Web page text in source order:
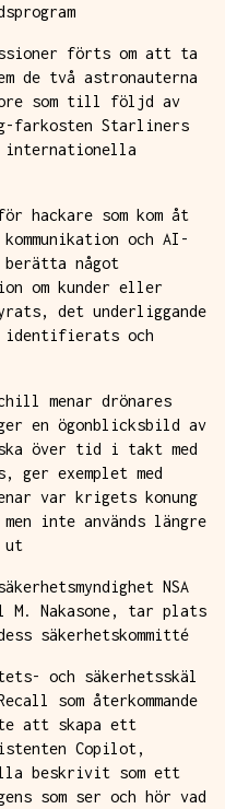
förts om att ta
de två astronauterna
som till följd av
farkosten Starliners
internationella
hackare som kom åt
och AI-
något
om kunder eller
det underliggande
identifierats och
menar drönares
en ögonblicksbild av
över tid i takt med
ger exemplet med
var krigets konung
inte används längre
ut
NSA
Nakasone, tar plats
säkerhetskommitté
och säkerhetsskäl
som återkommande
att skapa ett
Copilot,
beskrivit som ett
som ser och hör vad